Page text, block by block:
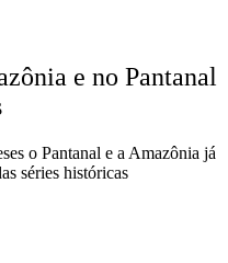
e no Pantanal
o Pantanal e a Amazônia já
séries históricas